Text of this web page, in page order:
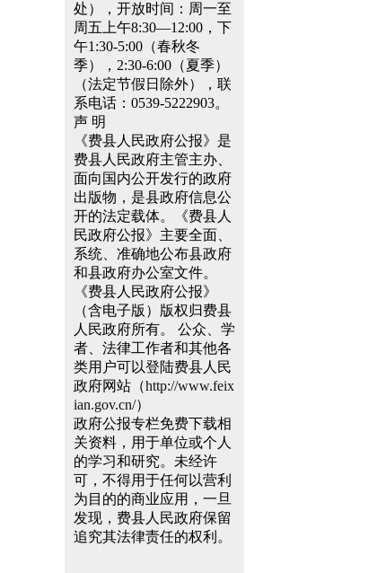
处），开放时间：周一至
周五上午8:30—12:00，下
午1:30-5:00（春秋冬
季），2:30-6:00（夏季）
（法定节假日除外），联
系电话：0539-5222903。
声 明
《费县人民政府公报》是
费县人民政府主管主办、
面向国内公开发行的政府
出版物，是县政府信息公
开的法定载体。《费县人
民政府公报》主要全面、
系统、准确地公布县政府
和县政府办公室文件。
《费县人民政府公报》
（含电子版）版权归费县
人民政府所有。 公众、学
者、法律工作者和其他各
类用户可以登陆费县人民
政府网站（http://www.feix
ian.gov.cn/）
政府公报专栏免费下载相
关资料，用于单位或个人
的学习和研究。未经许
可，不得用于任何以营利
为目的的商业应用，一旦
发现，费县人民政府保留
追究其法律责任的权利。